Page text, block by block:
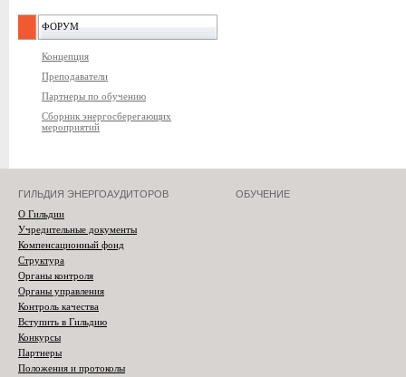
ФОРУМ
Концепция
Преподаватели
Партнеры по обучению
Сборник энергосберегающих
мероприятий
ГИЛЬДИЯ ЭНЕРГОАУДИТОРОВ
О Гильдии
Учредительные документы
Компенсационный фонд
Структура
Органы контроля
Органы управления
Контроль качества
Вступить в Гильдию
Конкурсы
Партнеры
Положения и протоколы
ОБУЧЕНИЕ